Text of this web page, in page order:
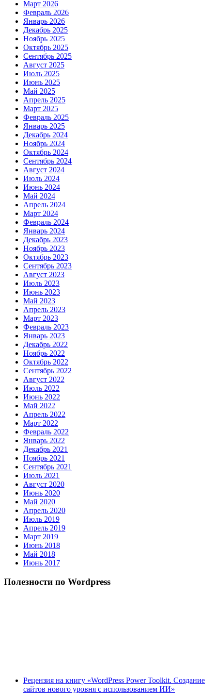
Март 2026
Февраль 2026
Январь 2026
Декабрь 2025
Ноябрь 2025
Октябрь 2025
Сентябрь 2025
Август 2025
Июль 2025
Июнь 2025
Май 2025
Апрель 2025
Март 2025
Февраль 2025
Январь 2025
Декабрь 2024
Ноябрь 2024
Октябрь 2024
Сентябрь 2024
Август 2024
Июль 2024
Июнь 2024
Май 2024
Апрель 2024
Март 2024
Февраль 2024
Январь 2024
Декабрь 2023
Ноябрь 2023
Октябрь 2023
Сентябрь 2023
Август 2023
Июль 2023
Июнь 2023
Май 2023
Апрель 2023
Март 2023
Февраль 2023
Январь 2023
Декабрь 2022
Ноябрь 2022
Октябрь 2022
Сентябрь 2022
Август 2022
Июль 2022
Июнь 2022
Май 2022
Апрель 2022
Март 2022
Февраль 2022
Январь 2022
Декабрь 2021
Ноябрь 2021
Сентябрь 2021
Июль 2021
Август 2020
Июнь 2020
Май 2020
Апрель 2020
Июль 2019
Апрель 2019
Март 2019
Июнь 2018
Май 2018
Июнь 2017
Полезности по Wordpress
Рецензия на книгу «WordPress Power Toolkit. Создание
сайтов нового уровня с использованием ИИ»